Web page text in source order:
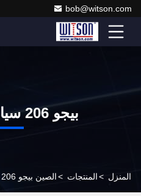
bob@witson.com
بيجو 206 سيارات ستيريو
المنزل >المنتجات >الصين بيجو 206 سيارات ستيريو